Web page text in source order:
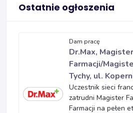
Ostatnie ogłoszenia
Dam pracę
Dr.Max, Magister
Farmacji/
Tychy, ul.
Uczestnik sieci
zatrudni Magister
Farmacji na pełen